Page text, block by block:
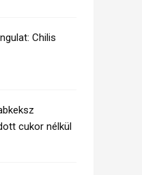
Chilis
cukor nélkül